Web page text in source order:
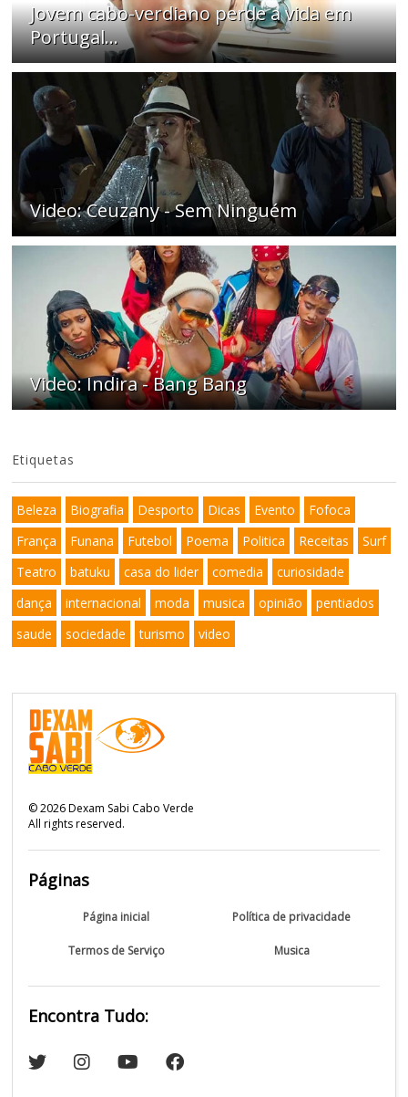
Jovem cabo-verdiano perde a vida em
Portugal...
Video: Ceuzany - Sem Ninguém
Video: Indira - Bang Bang
Etiquetas
Beleza Biografia Desporto Dicas Evento
Fofoca
França
Funana Futebol Poema Politica Receitas
Surf
Teatro
batuku casa do lider comedia
curiosidade
dança
internacional moda musica opinião
pentiados
saude
sociedade turismo video
©2026Dexam Sabi Cabo Verde
All rights reserved.
Páginas
Página inicial Política de privacidade
Termos de Serviço Musica
Encontra Tudo: